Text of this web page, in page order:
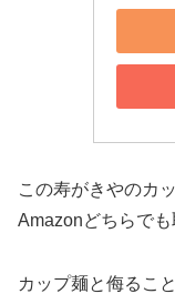
この寿がきやのカ
Amazonどちらでも
カップ麺と侮るこ